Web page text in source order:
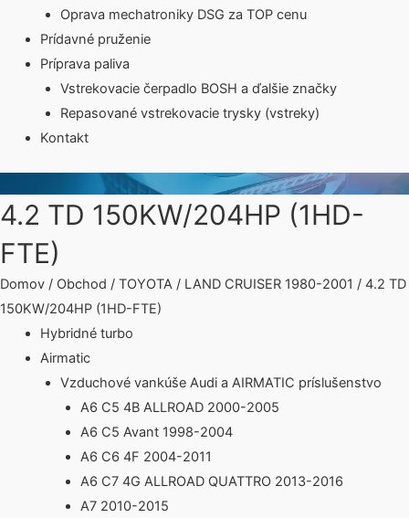
Oprava mechatroniky DSG za TOP cenu
Prídavné pruženie
Príprava paliva
Vstrekovacie čerpadlo BOSH a ďalšie značky
Repasované vstrekovacie trysky (vstreky)
Kontakt
4.2 TD 150KW/204HP (1HD-
FTE)
Domov / Obchod / TOYOTA / LAND CRUISER 1980-2001 / 4.2 TD
150KW/204HP (1HD-FTE)
Hybridné turbo
Airmatic
Vzduchové vankúše Audi a AIRMATIC príslušenstvo
A6 C5 4B ALLROAD 2000-2005
A6 C5 Avant 1998-2004
A6 C6 4F 2004-2011
A6 C7 4G ALLROAD QUATTRO 2013-2016
A7 2010-2015